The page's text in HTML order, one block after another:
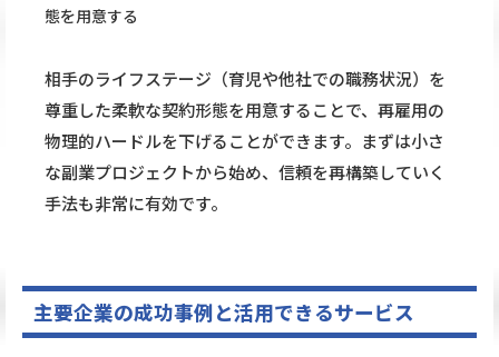
態を用意する
相手のライフステージ（育児や他社での職務状況）を
尊重した柔軟な契約形態を用意することで、再雇用の
物理的ハードルを下げることができます。まずは小さ
な副業プロジェクトから始め、信頼を再構築していく
手法も非常に有効です。
主要企業の成功事例と活用できるサービス